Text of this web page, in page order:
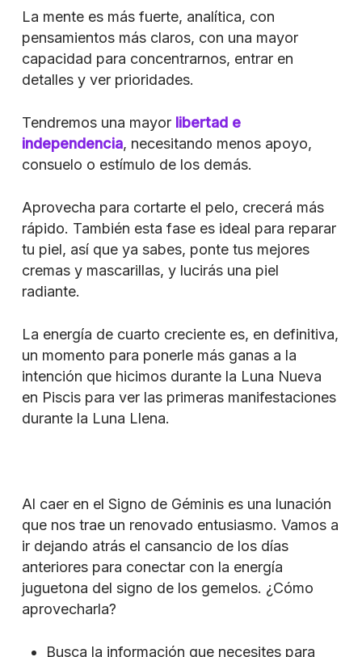
La mente es más fuerte, analítica, con
pensamientos más claros, con una mayor
capacidad para concentrarnos, entrar en
detalles y ver prioridades.
Tendremos una mayor libertad e
independencia, necesitando menos apoyo,
consuelo o estímulo de los demás.
Aprovecha para cortarte el pelo, crecerá más
rápido. También esta fase es ideal para reparar
tu piel, así que ya sabes, ponte tus mejores
cremas y mascarillas, y lucirás una piel
radiante.
La energía de cuarto creciente es, en definitiva,
un momento para ponerle más ganas a la
intención que hicimos durante la Luna Nueva
en Piscis para ver las primeras manifestaciones
durante la Luna Llena.
Al caer en el Signo de Géminis es una lunación
que nos trae un renovado entusiasmo. Vamos a
ir dejando atrás el cansancio de los días
anteriores para conectar con la energía
juguetona del signo de los gemelos. ¿Cómo
aprovecharla?
Busca la información que necesites para